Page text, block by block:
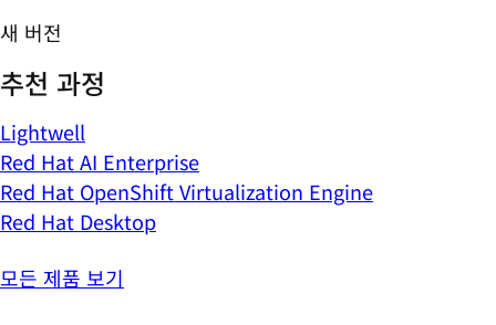
새 버전
추천 과정
Lightwell
Red Hat AI Enterprise
Red Hat OpenShift Virtualization Engine
Red Hat Desktop
모든 제품 보기